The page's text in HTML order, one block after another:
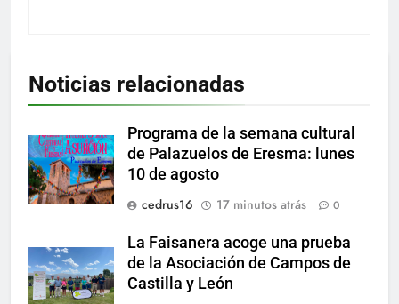
Noticias relacionadas
Programa de la semana cultural
de Palazuelos de Eresma: lunes
10 de agosto
cedrus16
17 minutos atrás 0
La Faisanera acoge una prueba
de la Asociación de Campos de
Castilla y León